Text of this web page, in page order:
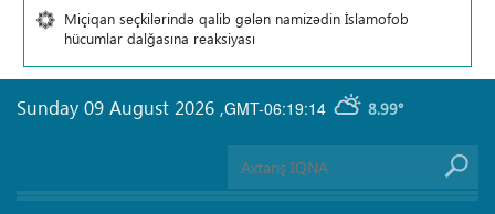
Miçiqan seçkilərində qalib gələn namizədin İslamofob
hücumlar dalğasına reaksiyası
GMT-06:19:14 8.99°
Sunday 09 August 2026 ,